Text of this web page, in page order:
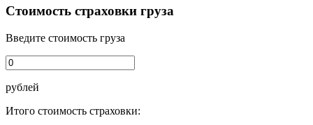
Стоимость страховки груза
Введите стоимость груза
рублей
Итого стоимость страховки: